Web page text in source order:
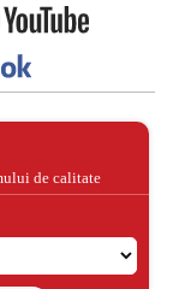
de calitate